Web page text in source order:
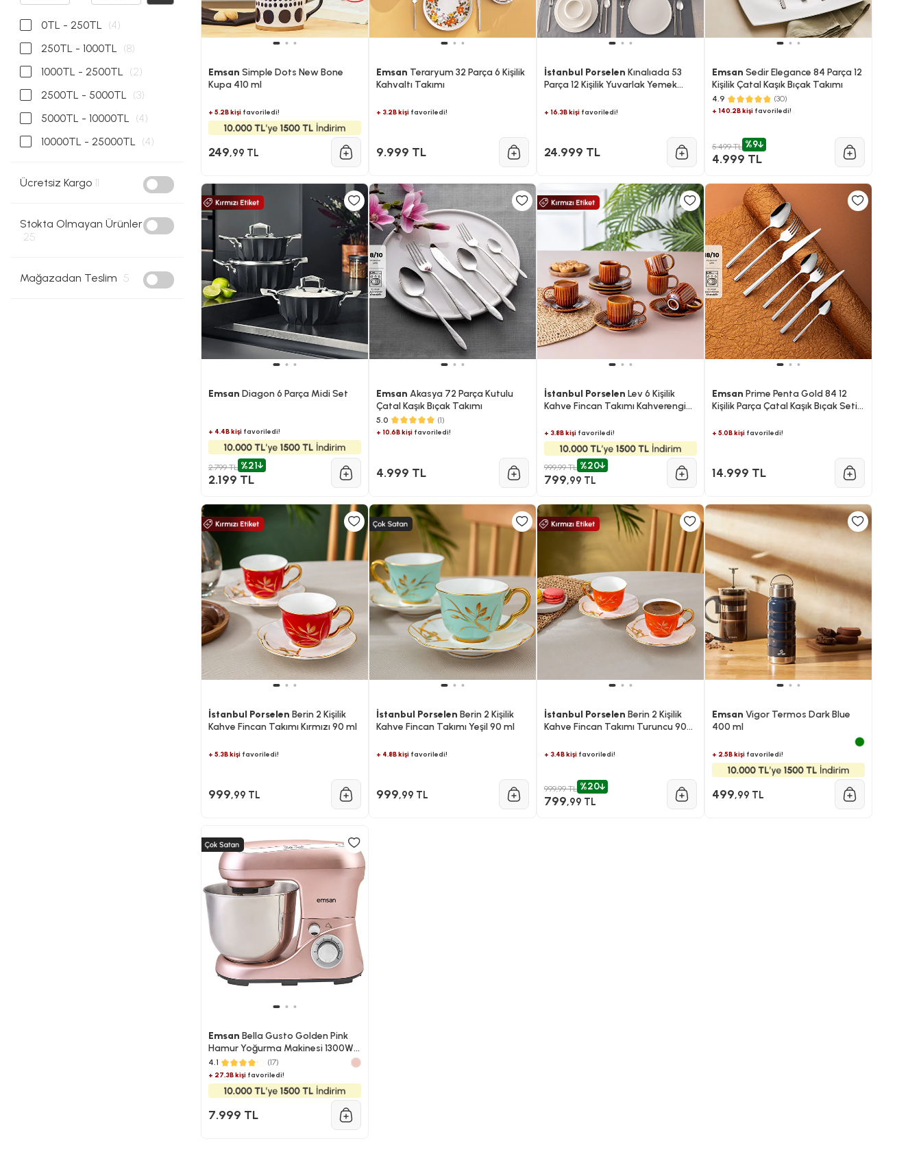
0TL - 250TL (4)
250TL - 1000TL (8)
1000TL - 2500TL (2)
2500TL - 5000TL (3)
5000TL - 10000TL (4)
10000TL - 25000TL (4)
Ücretsiz Kargo 11
Stokta Olmayan Ürünler
25
Mağazadan Teslim 5
Emsan Simple Dots New Bone
Kupa 410 ml
+ 5.2B kişifavoriledi!
249,99 TL
Emsan Teraryum 32 Parça 6 Kişilik
Kahvaltı Takımı
+ 3.2B kişifavoriledi!
9.999 TL
İstanbul Porselen Kınalıada 53
Parça 12 Kişilik Yuvarlak Yemek
+ 16.3B kişifavoriledi!
24.999 TL
Emsan Sedir Elegance 84 Parça 12
Kişilik Çatal Kaşık Bıçak Takımı
4.9 (30)
+ 140.2B kişi favoriledi!
5.499 TL %9
4.999 TL
Emsan Diagon 6 Parça Midi Set
+ 4.4B kişifavoriledi!
2.799 TL %21
2.199 TL
Emsan Akasya 72 Parça Kutulu
Çatal Kaşık Bıçak Takımı
5.0 (1)
+ 10.6B kişifavoriledi!
4.999 TL
İstanbul Porselen Lev 6 Kişilik
Kahve Fincan Takımı Kahverengi
+ 3.8B kişifavoriledi!
999,99 TL %20
799,99 TL
Emsan Prime Penta Gold 84 12
Kişilik Parça Çatal Kaşık Bıçak Seti
+ 5.0B kişi favoriledi!
14.999 TL
İstanbul Porselen Berin 2 Kişilik
Kahve Fincan Takımı Kırmızı 90 ml
+ 5.3B kişifavoriledi!
999,99 TL
İstanbul Porselen Berin 2 Kişilik
Kahve Fincan Takımı Yeşil 90 ml
+ 4.8B kişifavoriledi!
999,99 TL
İstanbul Porselen Berin 2 Kişilik
Kahve Fincan Takımı Turuncu 90
+ 3.4B kişifavoriledi!
999,99 TL %20
799,99 TL
Emsan Vigor Termos Dark Blue
400 ml
+ 2.5B kişi favoriledi!
499,99 TL
Emsan Bella Gusto Golden Pink
Hamur Yoğurma Makinesi 1300W
5L
4.1 (17)
+ 27.3B kişifavoriledi!
7.999 TL